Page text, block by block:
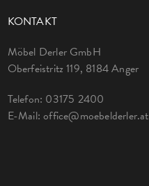
KONTAKT
Möbel Derler GmbH
Oberfeistritz 119, 8184 Anger
Telefon: 03175 2400
E-Mail:office@moebelderler.at